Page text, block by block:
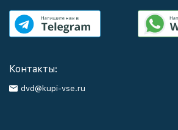
Контакты:
dvd@kupi-vse.ru